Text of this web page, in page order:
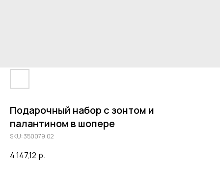
Подарочный набор с зонтом и
палантином в шопере
SKU:350079.02
4 147,12 р.